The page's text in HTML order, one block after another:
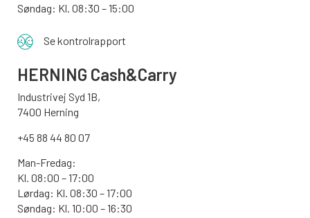
Søndag: Kl. 08:30 – 15:00
Se kontrolrapport
HERNING Cash&Carry
Industrivej Syd 1B,
7400 Herning
+45 88 44 80 07
Man-Fredag:
Kl. 08:00 – 17:00
Lørdag: Kl. 08:30 – 17:00
Søndag: Kl. 10:00 – 16:30